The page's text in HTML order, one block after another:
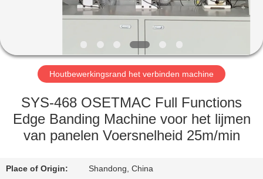
ONGEVEER
FABRIEKSREIS
Houtbewerkingsrand het verbinden machine
SYS-468 OSETMAC Full Functions
Edge Banding Machine voor het lijmen
van panelen Voersnelheid 25m/min
Place of Origin: Shandong, China